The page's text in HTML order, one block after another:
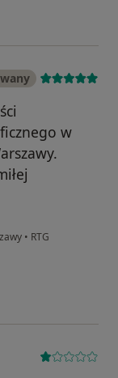
w
• RTG